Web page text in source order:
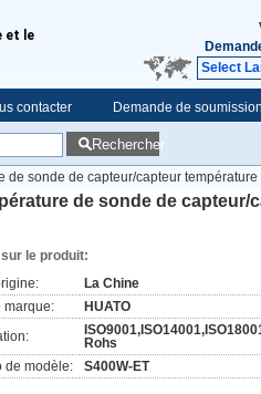
et le
Select
contacter Demande de soumission
Rechercher
sonde de capteur/capteur température
de sonde de capteur/
le produit:
La Chine
marque:
HUATO
Rohs
de modèle:
S400W-ET